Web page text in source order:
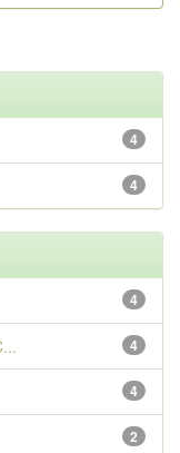
4
4
4
4
4
2